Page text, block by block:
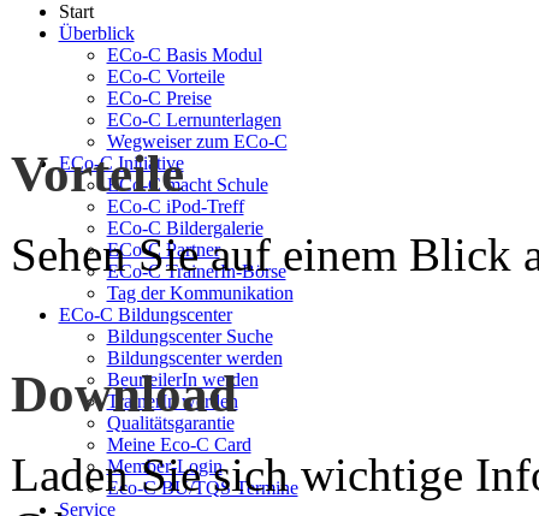
Start
Überblick
ECo-C Basis Modul
ECo-C Vorteile
ECo-C Preise
ECo-C Lernunterlagen
Wegweiser zum ECo-C
ECo-C Initiative
ECo-C macht Schule
ECo-C iPod-Treff
ECo-C Bildergalerie
ECo-C Partner
ECo-C TrainerIn-Börse
Tag der Kommunikation
ECo-C Bildungscenter
Bildungscenter Suche
Bildungscenter werden
BeurteilerIn werden
TrainerIn werden
Qualitätsgarantie
Meine Eco-C Card
Member-Login
Eco-C BU/TQS Termine
Service
Vorteile
Sehen Sie auf einem Blick
Download
Laden Sie sich wichtige